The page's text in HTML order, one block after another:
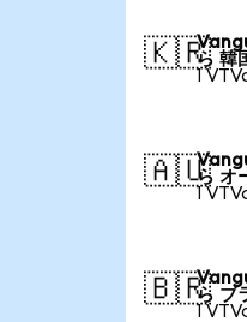
🇰🇷ら 韓
1
🇦🇺ら オ
1
🇧🇷ら ブ
1